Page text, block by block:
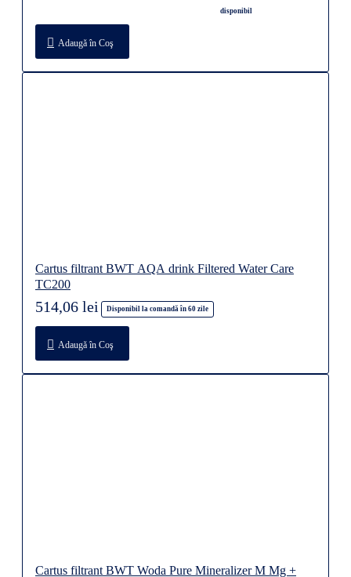
disponibil
Adaugă în Coş
Cartus filtrant BWT AQA drink Filtered Water Care
TC200
Disponibil la comandă în 60 zile
514,06 lei
Adaugă în Coş
Cartus filtrant BWT Woda Pure Mineralizer M Mg +